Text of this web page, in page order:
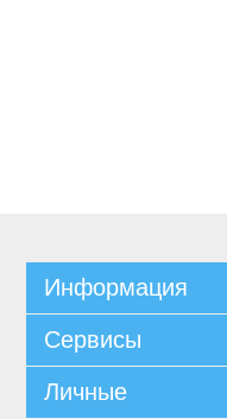
Информация
Сервисы
Личные